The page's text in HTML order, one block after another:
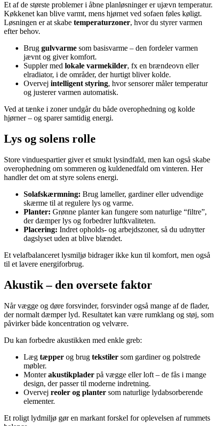
Et af de største problemer i åbne planløsninger er ujævn temperatur.
Køkkenet kan blive varmt, mens hjørnet ved sofaen føles køligt.
Løsningen er at skabe temperaturzoner, hvor du styrer varmen
efter behov.
Brug gulvvarme som basisvarme – den fordeler varmen
jævnt og giver komfort.
Suppler med lokale varmekilder, fx en brændeovn eller
elradiator, i de områder, der hurtigt bliver kolde.
Overvej intelligent styring, hvor sensorer måler temperatur
og justerer varmen automatisk.
Ved at tænke i zoner undgår du både overophedning og kolde
hjørner – og sparer samtidig energi.
Lys og solens rolle
Store vinduespartier giver et smukt lysindfald, men kan også skabe
overophedning om sommeren og kuldenedfald om vinteren. Her
handler det om at styre solens energi.
Solafskærmning: Brug lameller, gardiner eller udvendige
skærme til at regulere lys og varme.
Planter: Grønne planter kan fungere som naturlige “filtre”,
der dæmper lys og forbedrer luftkvaliteten.
Placering: Indret opholds- og arbejdszoner, så du udnytter
dagslyset uden at blive blændet.
Et velafbalanceret lysmiljø bidrager ikke kun til komfort, men også
til et lavere energiforbrug.
Akustik – den oversete faktor
Når vægge og døre forsvinder, forsvinder også mange af de flader,
der normalt dæmper lyd. Resultatet kan være rumklang og støj, som
påvirker både koncentration og velvære.
Du kan forbedre akustikken med enkle greb:
Læg tæpper og brug tekstiler som gardiner og polstrede
møbler.
Monterakustikplader på vægge eller loft – de fås i mange
design, der passer til moderne indretning.
Overvej reoler og planter som naturlige lydabsorberende
elementer.
Et roligt lydmiljø gør en markant forskel for oplevelsen af rummets